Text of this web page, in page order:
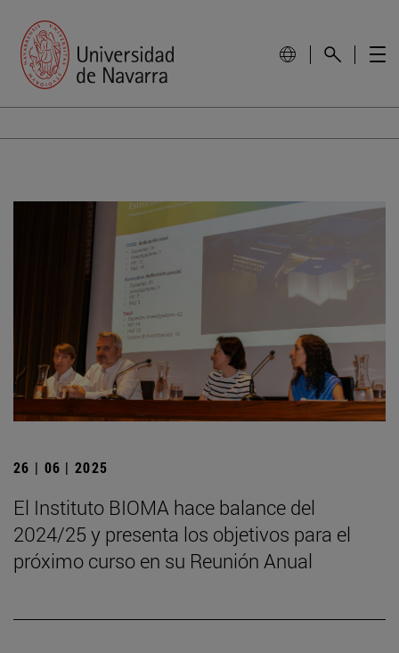
26 | 06 | 2025
El Instituto BIOMA hace balance del
2024/25 y presenta los objetivos para el
próximo curso en su Reunión Anual